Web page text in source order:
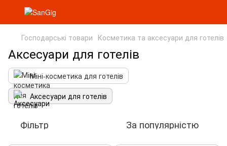
Господарські товари Косметика та аксесуари для готелів
Аксесуари для готелів
Міні-косметика для готелів
Аксесуари для готелів
Фільтр За популярністю